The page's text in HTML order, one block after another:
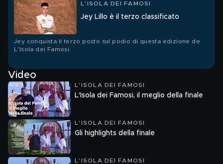
L'ISOLA DEI FAMOSI
Jey Lillo è il terzo classificato
Jey conquista il terzo posto sul podio di questa edizione de
L'Isola dei Famosi.
Video
L'ISOLA DEI FAMOSI
L'Isola dei Famosi, il meglio della finale
L'ISOLA DEI FAMOSI
Gli highlights della finale
L'ISOLA DEI FAMOSI